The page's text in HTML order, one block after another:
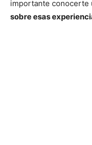
importante conocerte
sobre esas